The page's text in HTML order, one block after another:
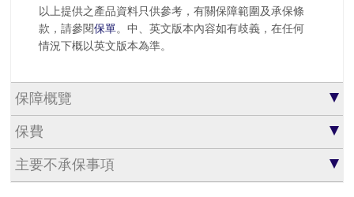
以上提供之產品資料只供參考，有關保障範圍及承保條
款，請參閱保單。中、英文版本內容如有歧義，在任何
情況下概以英文版本為準。
保障概覽
保費
主要不承保事項